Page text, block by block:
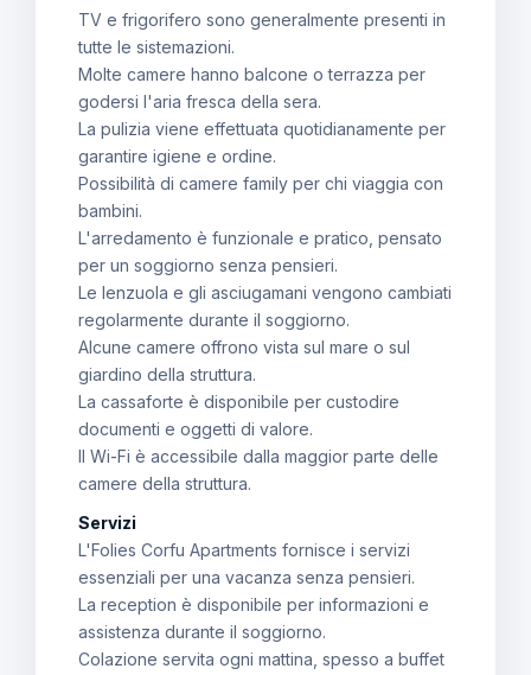
TV e frigorifero sono generalmente presenti in
tutte le sistemazioni.
Molte camere hanno balcone o terrazza per
godersi l'aria fresca della sera.
La pulizia viene effettuata quotidianamente per
garantire igiene e ordine.
Possibilità di camere family per chi viaggia con
bambini.
L'arredamento è funzionale e pratico, pensato
per un soggiorno senza pensieri.
Le lenzuola e gli asciugamani vengono cambiati
regolarmente durante il soggiorno.
Alcune camere offrono vista sul mare o sul
giardino della struttura.
La cassaforte è disponibile per custodire
documenti e oggetti di valore.
Il Wi-Fi è accessibile dalla maggior parte delle
camere della struttura.
Servizi
L'Folies Corfu Apartments fornisce i servizi
essenziali per una vacanza senza pensieri.
La reception è disponibile per informazioni e
assistenza durante il soggiorno.
Colazione servita ogni mattina, spesso a buffet